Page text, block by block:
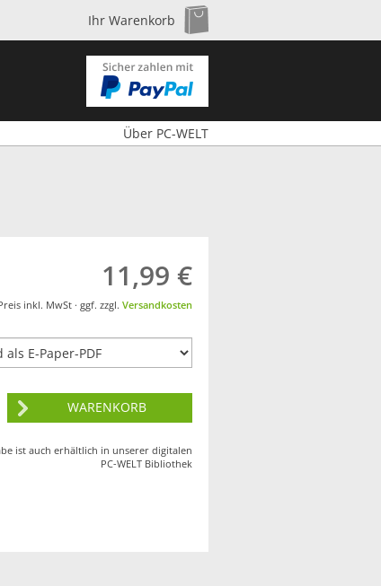
Ihr Warenkorb
Über PC-WELT
11,99 €
inkl. MwSt · ggf. zzgl. Versandkosten
ist auch erhältlich in unserer digitalen
PC-WELT Bibliothek